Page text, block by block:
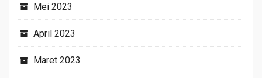
Mei 2023
April 2023
Maret 2023